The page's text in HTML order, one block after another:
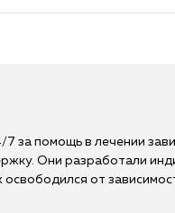
за помощь в лечении
Они разработали
от